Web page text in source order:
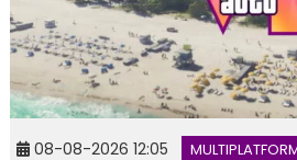
08-08-2026 12:05